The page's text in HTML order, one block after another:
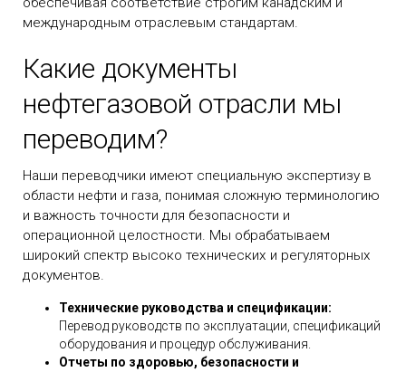
международным отраслевым стандартам.
Какие документы
нефтегазовой отрасли мы
переводим?
Наши переводчики имеют специальную экспертизу в
области нефти и газа, понимая сложную терминологию
и важность точности для безопасности и
операционной целостности. Мы обрабатываем
широкий спектр высоко технических и регуляторных
документов.
Технические руководства и спецификации:
Перевод руководств по эксплуатации, спецификаций
оборудования и процедур обслуживания.
Отчеты по здоровью, безопасности и